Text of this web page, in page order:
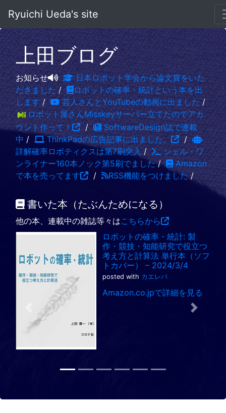
Ryuichi Ueda's site
上田ブログ
お知らせ
日本ロボット学会から論文賞をいた
だきました /
ロボットの確率・統計という本を出
します / 芸人さんとYouTubeの動画に出ました /
ロボット屋さんMisskeyサーバー立てたのでアカ
ウント作って！
/
SoftwareDesign誌で連載
中 / ThinkPadの広告記事に出ました。
/
詳解確率ロボティクスは第7刷突入 /
シェル・ワ
ンライナー160本ノック第5刷でました/
Amazon
で本を売ってます
/ RSS機能をつけました /
書いた本（たぶんためになる）
他の本、連載中の雑誌等々はこちらから
ロボットの確率・統計: 製
作・競技・知能研究で役立つ
考え方と計算法 単行本（ソフ
トカバー） – 2024/3/4
posted with カエレバ
Amazon.co.jpで詳細を見る
Previous Next